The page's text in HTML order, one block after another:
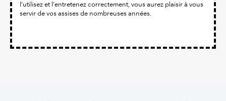
l’utilisez et l’entretenez correctement, vous aurez plaisir à vous
servir de vos assises de nombreuses années.